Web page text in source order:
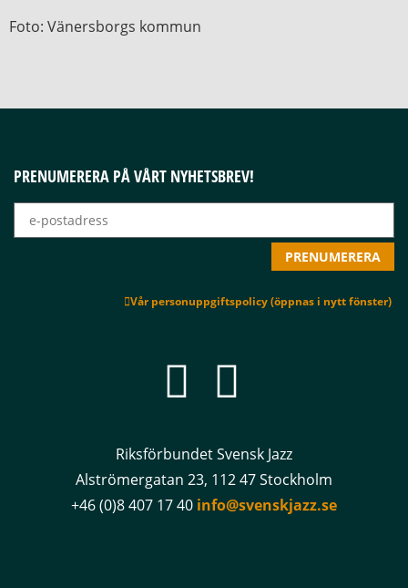
Foto: Vänersborgs kommun
PRENUMERERA PÅ VÅRT NYHETSBREV!
Vår personuppgiftspolicy (öppnas i nytt fönster)
Riksförbundet Svensk Jazz
Alströmergatan 23, 112 47 Stockholm
+46 (0)8 407 17 40 info@svenskjazz.se